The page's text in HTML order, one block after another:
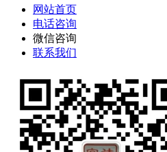
网站首页
电话咨询
微信咨询
联系我们